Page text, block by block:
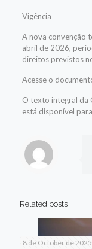
Vigência
A nova convenção
abril de 2026,
direitos previstos
Acesse o
O texto integral da
está disponível
Related posts
8 de October de 2025